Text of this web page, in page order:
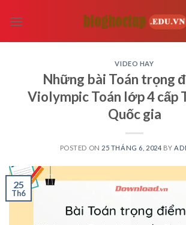
VIDEO HAY
Những bài Toán trọng
Violympic Toán lớp 4 cấp
Quốc gia
POSTED ON 25 THÁNG 6, 2024 BY
25
Th6